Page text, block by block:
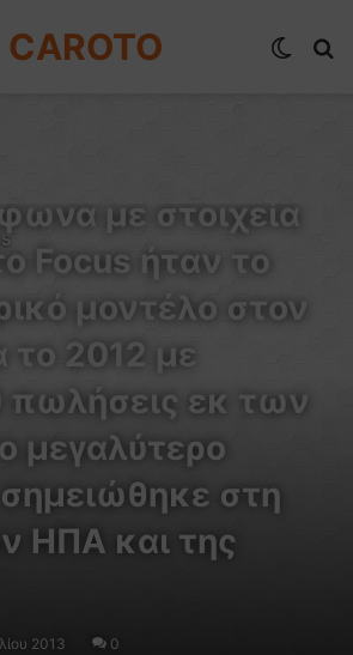
CAROTO
με στοιχεία
Focus ήταν το
μοντέλο στον
το 2012 με
πωλήσεις εκ των
μεγαλύτερο
στη
ΗΠΑ και της
2013 0